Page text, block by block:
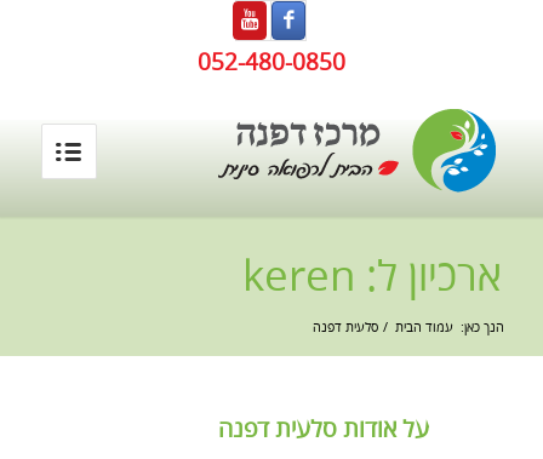
052-480-0850
ארכיון ל: keren
הנך כאן: עמוד הבית / סלעית דפנה
על אודות סלעית דפנה